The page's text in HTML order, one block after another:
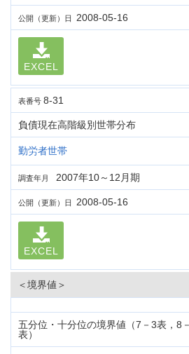
公開（更新）日 2008-05-16
EXCEL
表番号 8-31
負債現在高階級別世帯分布
勤労者世帯
調査年月 2007年10～12月期
公開（更新）日 2008-05-16
EXCEL
＜境界値＞
五分位・十分位の境界値（7－3表，8
表）